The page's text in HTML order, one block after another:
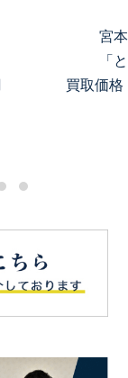
宮
「
買取価格